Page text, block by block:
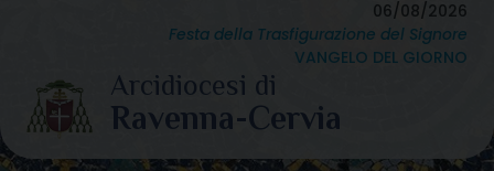
content
06/08/2026
Festa della Trasfigurazione del Signore
VANGELO DEL GIORNO